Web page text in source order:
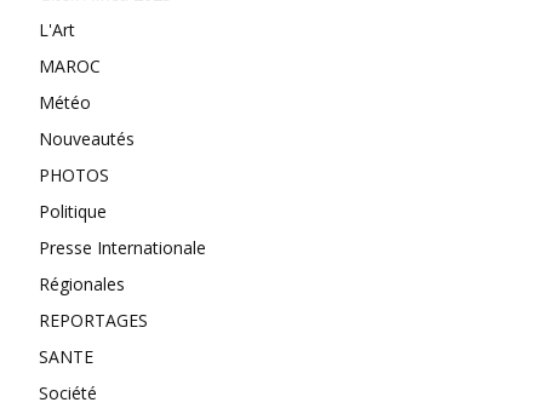
L'Art
MAROC
Météo
Nouveautés
PHOTOS
Politique
Presse Internationale
Régionales
REPORTAGES
SANTE
Société